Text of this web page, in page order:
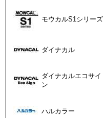
モウカルS1シリーズ
ダイナカル
ダイナカルエコサイ
ン
ハルカラー